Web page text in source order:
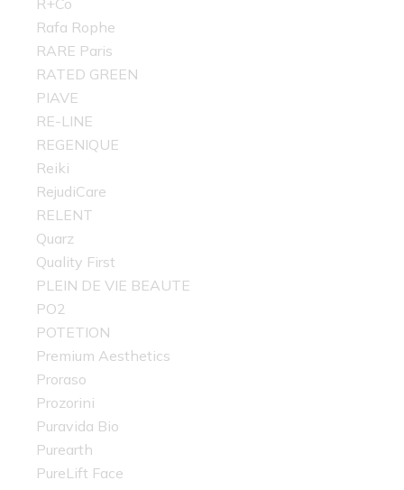
R+Co
Rafa Rophe
RARE Paris
RATED GREEN
PIAVE
RE-LINE
REGENIQUE
Reiki
RejudiCare
RELENT
Quarz
Quality First
PLEIN DE VIE BEAUTE
PO2
POTETION
Premium Aesthetics
Proraso
Prozorini
Puravida Bio
Purearth
PureLift Face